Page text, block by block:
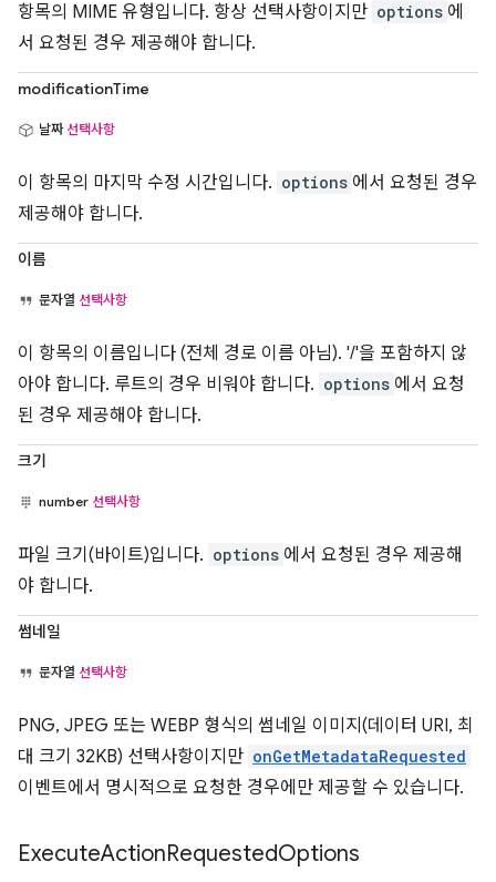
항목의 MIME 유형입니다. 항상 선택사항이지만 options 에
서 요청된 경우 제공해야 합니다.
modificationTime
날짜 선택사항
이 항목의 마지막 수정 시간입니다. options 에서 요청된 경우
제공해야 합니다.
이름
문자열 선택사항
이 항목의 이름입니다 (전체 경로 이름 아님). '/'을 포함하지 않
아야 합니다. 루트의 경우 비워야 합니다. options 에서 요청
된 경우 제공해야 합니다.
크기
number 선택사항
파일 크기(바이트)입니다. options 에서 요청된 경우 제공해
야 합니다.
썸네일
문자열 선택사항
PNG, JPEG 또는 WEBP 형식의 썸네일 이미지(데이터 URI, 최
대 크기 32KB) 선택사항이지만 onGetMetadataRequested
이벤트에서 명시적으로 요청한 경우에만 제공할 수 있습니다.
ExecuteActionRequestedOptions